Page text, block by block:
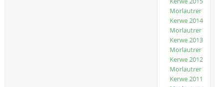
Morlautrer
Kerwe 2014
Morlautrer
Kerwe 2013
Morlautrer
Kerwe 2012
Morlautrer
Kerwe 2011